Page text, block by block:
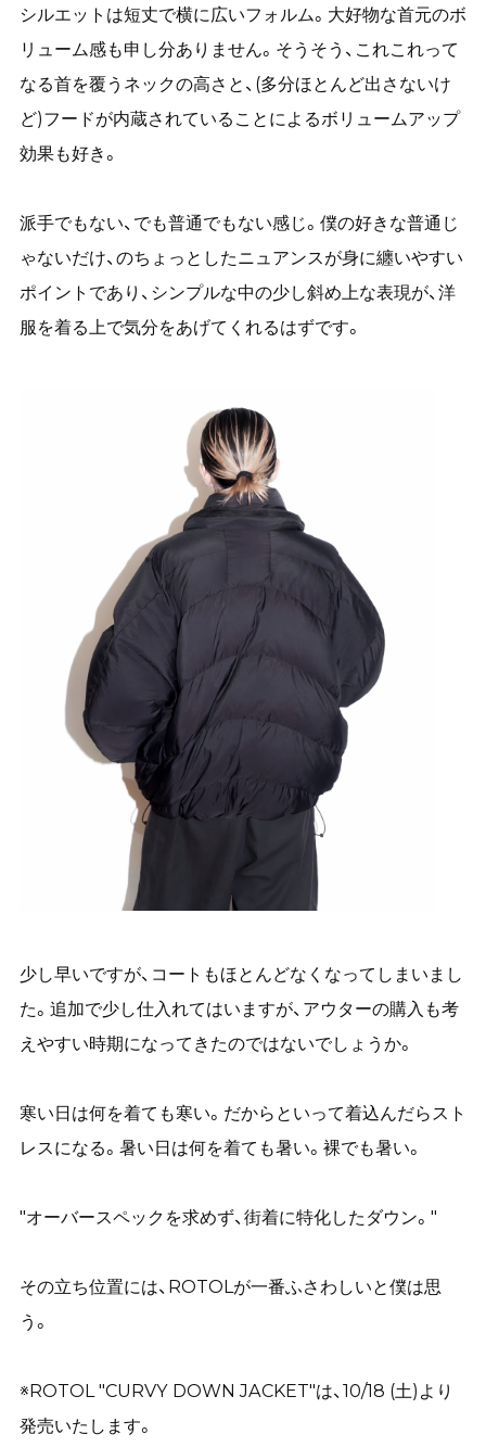
シルエットは短丈で横に広いフォルム。大好物な首元のボ
リューム感も申し分ありません。そうそう、これこれって
なる首を覆うネックの高さと、(多分ほとんど出さないけ
ど)フードが内蔵されていることによるボリュームアップ
効果も好き。
派手でもない、でも普通でもない感じ。僕の好きな普通じ
ゃないだけ、のちょっとしたニュアンスが身に纏いやすい
ポイントであり、シンプルな中の少し斜め上な表現が、洋
服を着る上で気分をあげてくれるはずです。
少し早いですが、コートもほとんどなくなってしまいまし
た。追加で少し仕入れてはいますが、アウターの購入も考
えやすい時期になってきたのではないでしょうか。
寒い日は何を着ても寒い。だからといって着込んだらスト
レスになる。暑い日は何を着ても暑い。裸でも暑い。
"オーバースペックを求めず、街着に特化したダウン。"
その立ち位置には、ROTOLが一番ふさわしいと僕は思
う。
※ROTOL "CURVY DOWN JACKET"は、10/18 (土)より
発売いたします。